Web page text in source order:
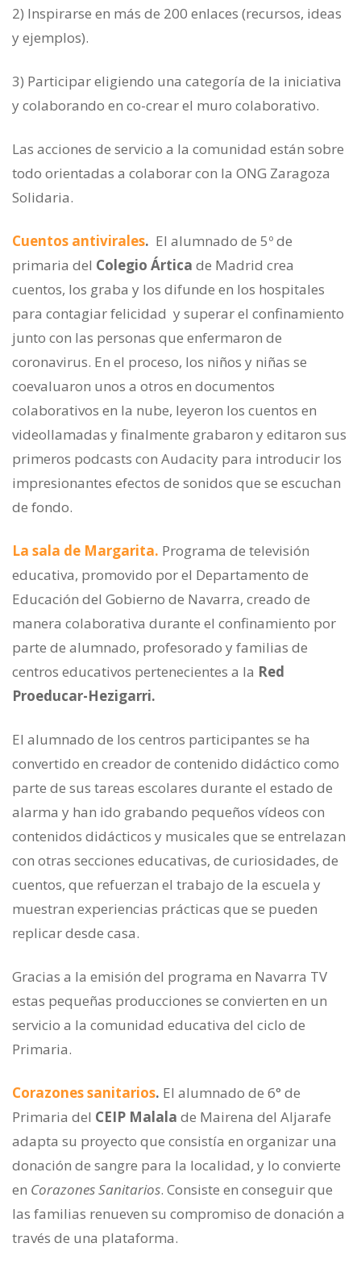
2) Inspirarse en más de 200 enlaces (recursos, ideas
y ejemplos).
3) Participar eligiendo una categoría de la iniciativa
y colaborando en co-crear el muro colaborativo.
Las acciones de servicio a la comunidad están sobre
todo orientadas a colaborar con la ONG Zaragoza
Solidaria.
Cuentos antivirales. El alumnado de 5º de
primaria del Colegio Ártica de Madrid crea
cuentos, los graba y los difunde en los hospitales
para contagiar felicidad y superar el confinamiento
junto con las personas que enfermaron de
coronavirus. En el proceso, los niños y niñas se
coevaluaron unos a otros en documentos
colaborativos en la nube, leyeron los cuentos en
videollamadas y finalmente grabaron y editaron sus
primeros podcasts con Audacity para introducir los
impresionantes efectos de sonidos que se escuchan
de fondo.
La sala de Margarita. Programa de televisión
educativa, promovido por el Departamento de
Educación del Gobierno de Navarra, creado de
manera colaborativa durante el confinamiento por
parte de alumnado, profesorado y familias de
centros educativos pertenecientes a la Red
Proeducar-Hezigarri.
El alumnado de los centros participantes se ha
convertido en creador de contenido didáctico como
parte de sus tareas escolares durante el estado de
alarma y han ido grabando pequeños vídeos con
contenidos didácticos y musicales que se entrelazan
con otras secciones educativas, de curiosidades, de
cuentos, que refuerzan el trabajo de la escuela y
muestran experiencias prácticas que se pueden
replicar desde casa.
Gracias a la emisión del programa en Navarra TV
estas pequeñas producciones se convierten en un
servicio a la comunidad educativa del ciclo de
Primaria.
Corazones sanitarios. El alumnado de 6° de
Primaria del CEIP Malala de Mairena del Aljarafe
adapta su proyecto que consistía en organizar una
donación de sangre para la localidad, y lo convierte
en Corazones Sanitarios. Consiste en conseguir que
las familias renueven su compromiso de donación a
través de una plataforma.